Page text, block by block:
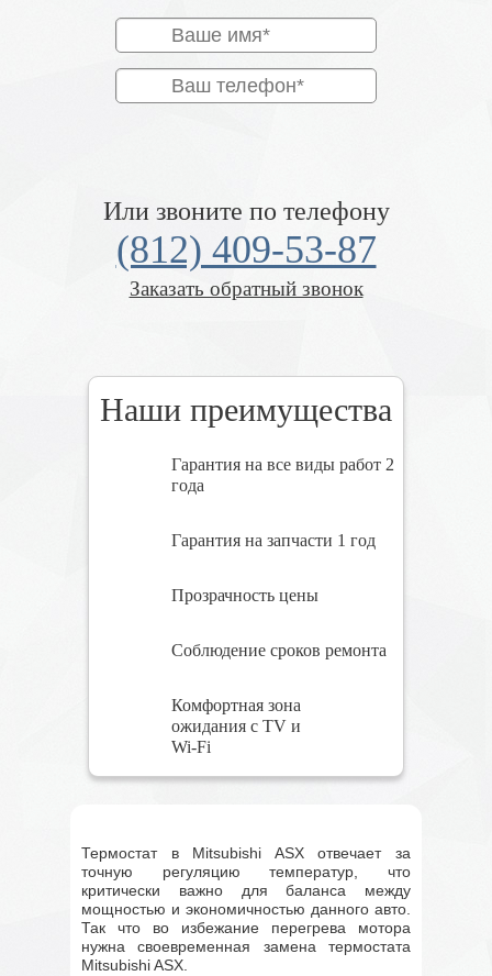
Или звоните по телефону
(812) 409-53-87
Заказать обратный звонок
Наши преимущества
Гарантия на все виды работ 2
года
Гарантия на запчасти 1 год
Прозрачность цены
Соблюдение сроков ремонта
Комфортная зона
ожидания с TV и
Wi-Fi
Термостат в Mitsubishi ASX отвечает за
точную регуляцию температур, что
критически важно для баланса между
мощностью и экономичностью данного авто.
Так что во избежание перегрева мотора
нужна своевременная замена термостата
Mitsubishi ASX.